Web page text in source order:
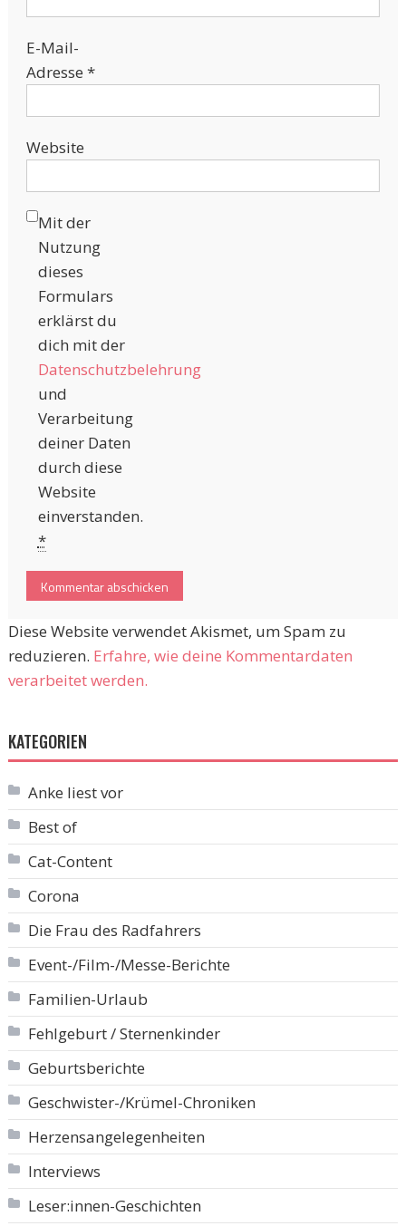
E-Mail-
Adresse *
Website
Mit der
Nutzung
dieses
Formulars
erklärst du
dich mit der
Datenschutzbelehrung
und
Verarbeitung
deiner Daten
durch diese
Website
einverstanden.
*
Diese Website verwendet Akismet, um Spam zu
reduzieren. Erfahre, wie deine Kommentardaten
verarbeitet werden.
KATEGORIEN
Anke liest vor
Best of
Cat-Content
Corona
Die Frau des Radfahrers
Event-/Film-/Messe-Berichte
Familien-Urlaub
Fehlgeburt / Sternenkinder
Geburtsberichte
Geschwister-/Krümel-Chroniken
Herzensangelegenheiten
Interviews
Leser:innen-Geschichten